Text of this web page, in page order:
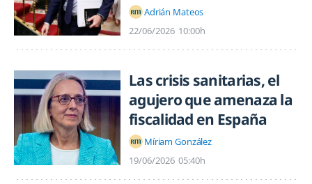
Adrián Mateos
22/06/2026 10:00h
Las crisis sanitarias, el
agujero que amenaza la
fiscalidad en España
Míriam González
19/06/2026 05:40h